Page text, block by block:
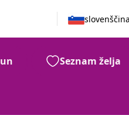
slovenščina
Seznam želja